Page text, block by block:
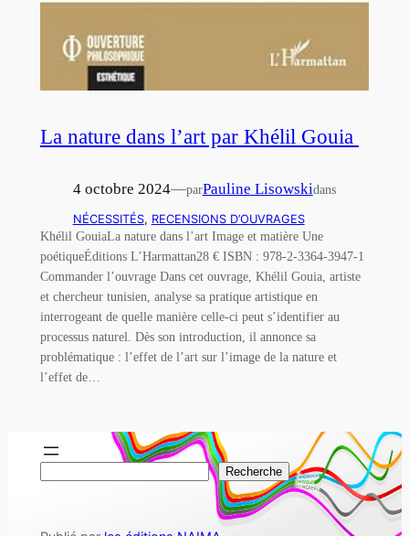
La nature dans l’art par Khélil Gouia
4 octobre 2024—parPauline Lisowskidans
NÉCESSITÉS, RECENSIONS D’OUVRAGES
Khélil GouiaLa nature dans l’art Image et matière Une
poétiqueÉditions L’Harmattan28 € ISBN : 978-2-3364-3947-1
Commander l’ouvrage Dans cet ouvrage, Khélil Gouia, artiste
et chercheur tunisien, analyse sa pratique artistique en
interrogeant de quelle manière celle-ci peut s’identifier au
processus naturel. Dès son introduction, il annonce sa
problématique : l’effet de l’art sur l’image de la nature et
l’effet de…
Recherche